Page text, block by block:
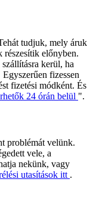
tudjuk, mely áruk
részesítik előnyben.
kerül, ha
fizessen
fizetési módként. És
24 órán belül ".
problémát velünk.
vele, a
nekünk, vagy
utasítások itt .